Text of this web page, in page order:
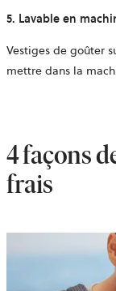
5. Lavable en
Vestiges de goûter
mettre dans la
4 façons
frais